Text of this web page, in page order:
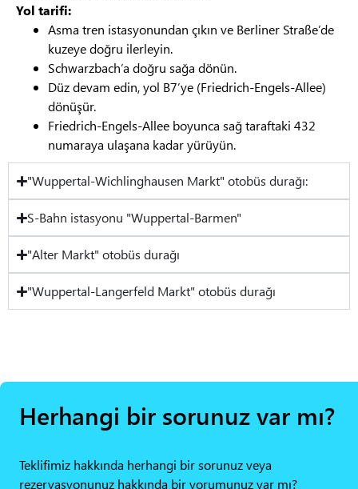
Yol tarifi:
Asma tren istasyonundan çıkın ve Berliner Straße’de
kuzeye doğru ilerleyin.
Schwarzbach’a doğru sağa dönün.
Düz devam edin, yol B7’ye (Friedrich-Engels-Allee)
dönüşür.
Friedrich-Engels-Allee boyunca sağ taraftaki 432
numaraya ulaşana kadar yürüyün.
"Wuppertal-Wichlinghausen Markt" otobüs durağı:
S-Bahn istasyonu "Wuppertal-Barmen"
"Alter Markt" otobüs durağı
"Wuppertal-Langerfeld Markt" otobüs durağı
Herhangi bir sorunuz var mı?
Teklifimiz hakkında herhangi bir sorunuz veya
rezervasyonunuz hakkında bir yorumunuz var mı?